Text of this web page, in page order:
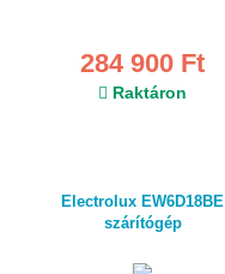
284 900 Ft
Raktáron
Electrolux EW6D18BE
szárítógép